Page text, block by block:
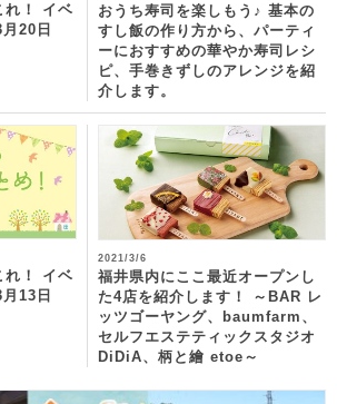
れ！ イベ
20日
おうち寿司を楽しもう♪ 基本の
すし飯の作り方から、パーティ
ーにおすすめの華やか寿司レシ
ピ、手巻きずしのアレンジを紹
介します。
れ！ イベ
13日
2021/3/6
福井県内にここ最近オープンし
た4店を紹介します！ ～BAR レ
ッツゴーヤング、baumfarm、
セルフエステティックスタジオ
DiDiA、柄と繪 etoe～